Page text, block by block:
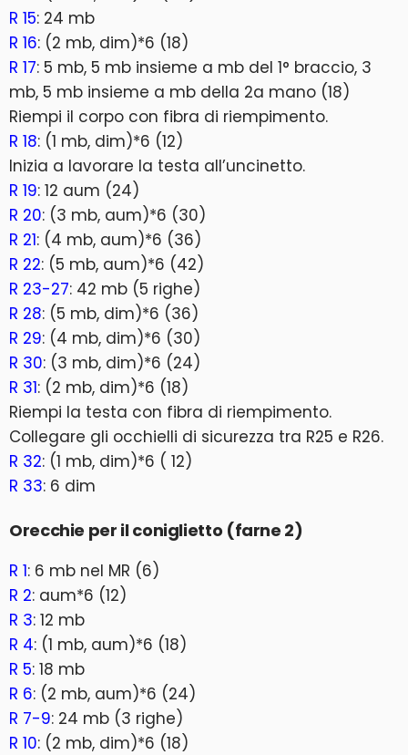
R 15: 24 mb
R 16: (2 mb, dim)*6 (18)
R 17: 5 mb, 5 mb insieme a mb del 1° braccio, 3
mb, 5 mb insieme a mb della 2a mano (18)
Riempi il corpo con fibra di riempimento.
R 18: (1 mb, dim)*6 (12)
Inizia a lavorare la testa all’uncinetto.
R 19: 12 aum (24)
R 20: (3 mb, aum)*6 (30)
R 21: (4 mb, aum)*6 (36)
R 22: (5 mb, aum)*6 (42)
R 23-27: 42 mb (5 righe)
R 28: (5 mb, dim)*6 (36)
R 29: (4 mb, dim)*6 (30)
R 30: (3 mb, dim)*6 (24)
R 31: (2 mb, dim)*6 (18)
Riempi la testa con fibra di riempimento.
Collegare gli occhielli di sicurezza tra R25 e R26.
R 32: (1 mb, dim)*6 ( 12)
R 33: 6 dim
Orecchie per il coniglietto (farne 2)
R 1: 6 mb nel MR (6)
R 2: aum*6 (12)
R 3: 12 mb
R 4: (1 mb, aum)*6 (18)
R 5: 18 mb
R 6: (2 mb, aum)*6 (24)
R 7-9: 24 mb (3 righe)
R 10: (2 mb, dim)*6 (18)